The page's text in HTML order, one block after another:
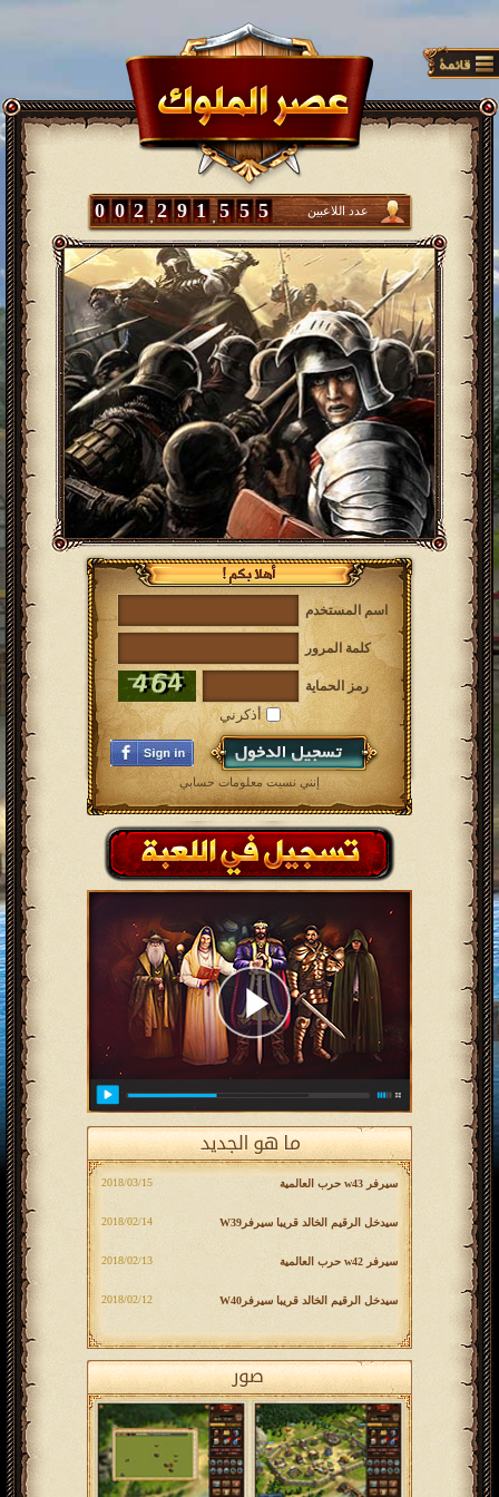
عدد اللاعبين 0 0 2 2 9 1 5 5 5
اسم المستخدم
كلمة المرور
رمز الحماية
أذكرني
إنني نسيت معلومات حسابي
سيرفر w43 حرب العالمية ‎2018/03/15
سیدخل الرقيم الخالد قريبا سیرفرW39 ‎2018/02/14
سيرفر w42 حرب العالمية ‎2018/02/13
سیدخل الرقيم الخالد قريبا سیرفرW40 ‎2018/02/12